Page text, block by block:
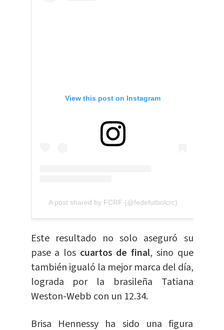
View this post on Instagram
A post shared by FCRF (@fedefutbolcrc)
Este resultado no solo aseguró su
pase a los cuartos de final, sino que
también igualó la mejor marca del día,
lograda por la brasileña Tatiana
Weston-Webb con un 12.34.
Brisa Hennessy ha sido una figura